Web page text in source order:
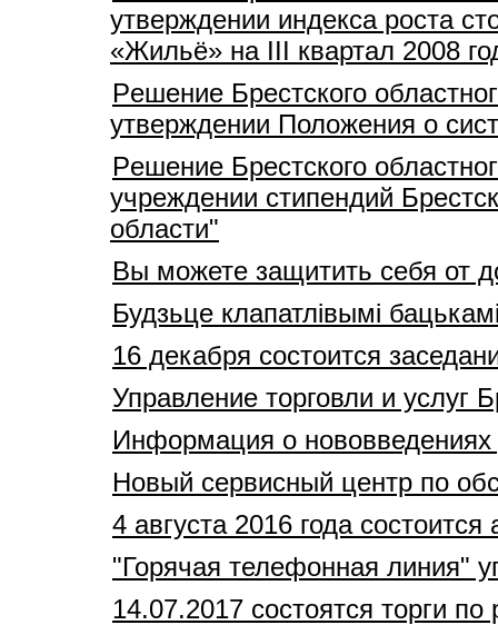
утверждении индекса роста
«Жильё» на III квартал 2008
Pешение Брестского
утверждении Положения о
Pешение Брестского
учреждении стипендий
области"
Вы можете защитить себя от
Будзьце клапатлівымі
16 декабря состоится
Управление торговли и услуг
Информация о
Новый сервисный центр по
4 августа 2016 года
"Горячая телефонная линия"
14.07.2017 состоятся торги